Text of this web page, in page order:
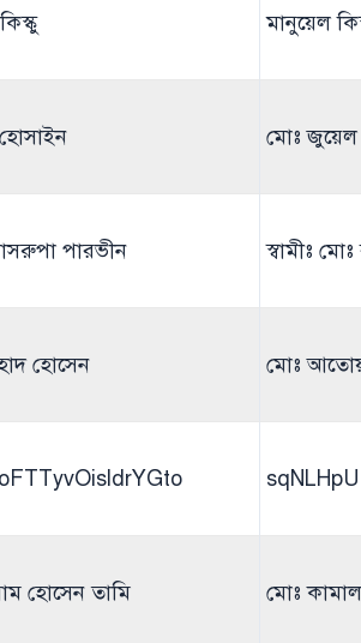
মানুয়েল
মোঃ জুয়েল
পারভীন স্বামীঃ
হোসেন মোঃ
হোসেন তামি মোঃ